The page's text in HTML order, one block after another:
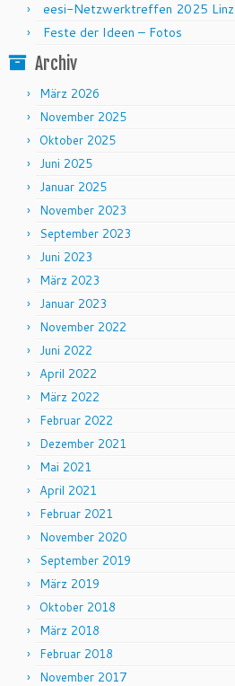
eesi-Netzwerktreffen 2025 Linz
Feste der Ideen – Fotos
Archiv
März 2026
November 2025
Oktober 2025
Juni 2025
Januar 2025
November 2023
September 2023
Juni 2023
März 2023
Januar 2023
November 2022
Juni 2022
April 2022
März 2022
Februar 2022
Dezember 2021
Mai 2021
April 2021
Februar 2021
November 2020
September 2019
März 2019
Oktober 2018
März 2018
Februar 2018
November 2017